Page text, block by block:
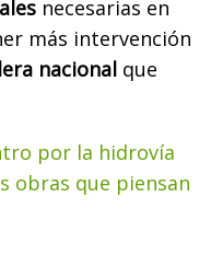
necesarias en
más intervención
nacional que
por la hidrovía
obras que piensan